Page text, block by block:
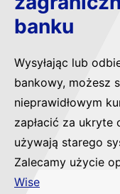
banku
Wysyłając lub
bankowy, możesz
nieprawidłowym
zapłacić za ukryte
używają starego
Zalecamy użycie
Wise